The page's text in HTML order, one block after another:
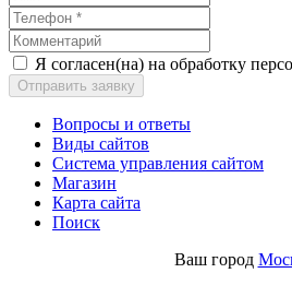
Я согласен(на) на обработку
Отправить заявку
Вопросы и ответы
Виды сайтов
Система управления сайтом
Магазин
Карта сайта
Поиск
Ваш город